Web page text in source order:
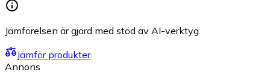
Jämförelsen är gjord med stöd av AI-verktyg.
Jämför produkter
Annons